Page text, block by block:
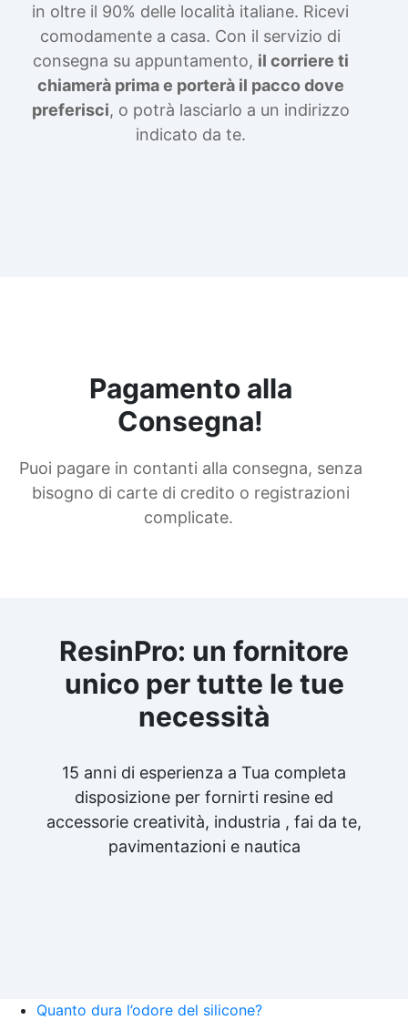
in oltre il 90% delle località italiane. Ricevi
comodamente a casa. Con il servizio di
consegna su appuntamento, il corriere ti
chiamerà prima e porterà il pacco dove
preferisci, o potrà lasciarlo a un indirizzo
indicato da te.
Pagamento alla
Consegna!
Puoi pagare in contanti alla consegna, senza
bisogno di carte di credito o registrazioni
complicate.
ResinPro: un fornitore
unico per tutte le tue
necessità
15 anni di esperienza a Tua completa
disposizione per fornirti resine ed
accessorie creatività, industria , fai da te,
pavimentazioni e nautica
Quanto dura l’odore del silicone?